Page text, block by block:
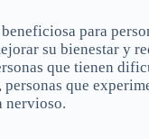
beneficiosa para
su bienestar y
que tienen
personas que
nervioso.